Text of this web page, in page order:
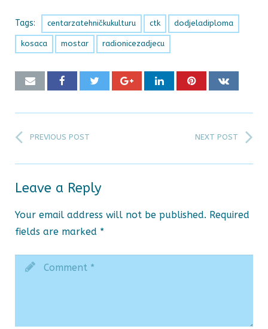
Tags: centarzatehničkukulturu ctk dodjeladiploma
kosaca mostar radionicezadjecu
PREVIOUS POST NEXT POST
Leave a Reply
Your email address will not be published. Required
fields are marked *